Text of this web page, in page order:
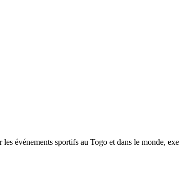
événements sportifs au Togo et dans le monde,